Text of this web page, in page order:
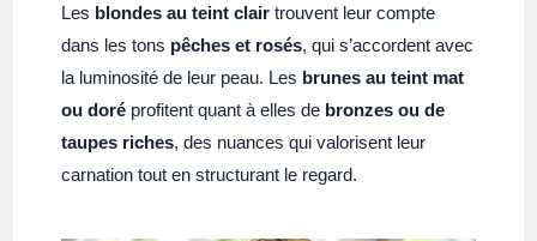
Les blondes au teint clair trouvent leur compte
dans les tons pêches et rosés, qui s’accordent avec
la luminosité de leur peau. Les brunes au teint mat
ou doré profitent quant à elles de bronzes ou de
taupes riches, des nuances qui valorisent leur
carnation tout en structurant le regard.